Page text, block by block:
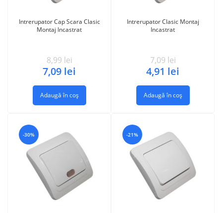
Intrerupator Cap Scara Clasic
Montaj Incastrat
8,99 lei
7,09 lei
Adaugă în coș
Intrerupator Clasic Montaj
Incastrat
7,09 lei
4,91 lei
Adaugă în coș
-30% -21%